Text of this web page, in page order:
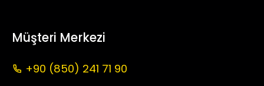
Müşteri Merkezi
+90 (850) 241 71 90